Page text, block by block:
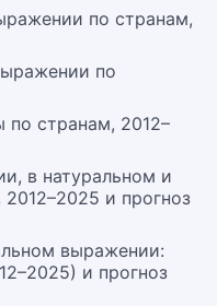
по странам,
по
по странам, 2012–
в натуральном и
и прогноз
выражении:
и прогноз